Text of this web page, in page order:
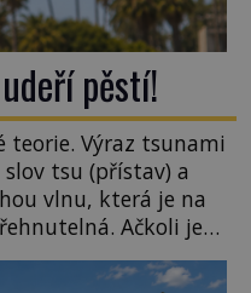
pěstí!
teorie. Výraz tsunami
tsu (přístav) a
vlnu, která je na
Ačkoli je
výška vlny
1,5 metru. Máme se